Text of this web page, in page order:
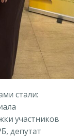
стали:
участников
депутат